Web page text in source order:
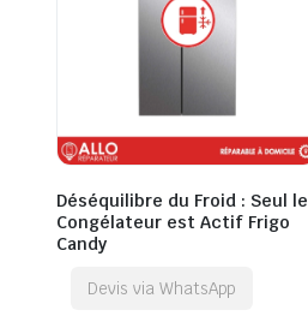
Déséquilibre du Froid : Seul le
Congélateur est Actif Frigo
Candy
Devis via WhatsApp